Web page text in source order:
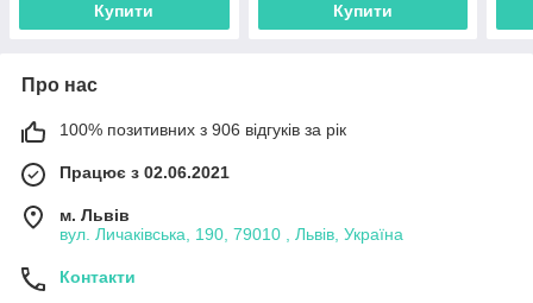
Купити Купити
Про нас
100% позитивних з 906 відгуків за рік
Працює з 02.06.2021
м. Львів
вул. Личаківська, 190, 79010 , Львів, Україна
Контакти